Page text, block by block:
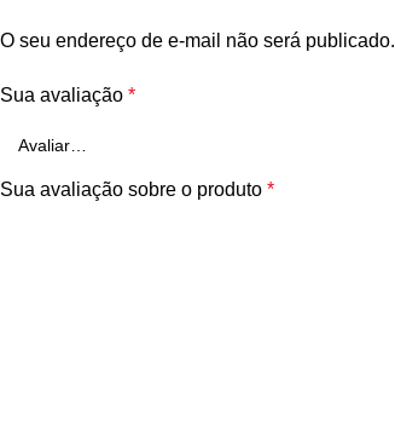
O seu endereço de e-mail não será publicado.
Sua avaliação *
Sua avaliação sobre o produto *